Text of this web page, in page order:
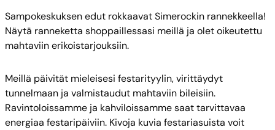
Sampokeskuksen edut rokkaavat Simerockin rannekkeella!
Näytä ranneketta shoppaillessasi meillä ja olet oikeutettu
mahtaviin erikoistarjouksiin.
Meillä päivität mieleisesi festarityylin, virittäydyt
tunnelmaan ja valmistaudut mahtaviin bileisiin.
Ravintoloissamme ja kahviloissamme saat tarvittavaa
energiaa festaripäiviin. Kivoja kuvia festariasuista voit